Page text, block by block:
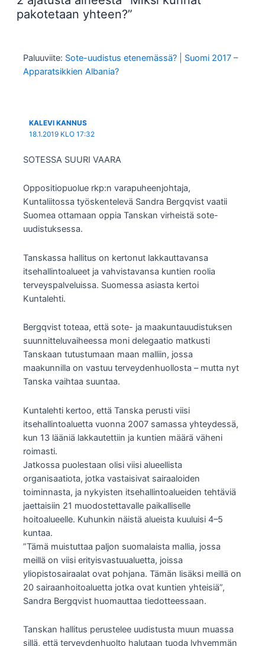
pakotetaan yhteen?”
Paluuviite: Sote-uudistus etenemässä? | Suomi 2017 –
Apparatsikkien Albania?
KALEVI KANNUS
18.1.2019 KLO 17:32
SOTESSA SUURI VAARA
Oppositiopuolue rkp:n varapuheenjohtaja,
Kuntaliitossa työskentelevä Sandra Bergqvist vaatii
Suomea ottamaan oppia Tanskan virheistä sote-
uudistuksessa.
Tanskassa hallitus on kertonut lakkauttavansa
itsehallintoalueet ja vahvistavansa kuntien roolia
terveyspalveluissa. Suomessa asiasta kertoi
Kuntalehti.
Bergqvist toteaa, että sote- ja maakuntauudistuksen
suunnitteluvaiheessa moni delegaatio matkusti
Tanskaan tutustumaan maan malliin, jossa
maakunnilla on vastuu terveydenhuollosta – mutta nyt
Tanska vaihtaa suuntaa.
Kuntalehti kertoo, että Tanska perusti viisi
itsehallintoaluetta vuonna 2007 samassa yhteydessä,
kun 13 lääniä lakkautettiin ja kuntien määrä väheni
roimasti.
Jatkossa puolestaan olisi viisi alueellista
organisaatiota, jotka vastaisivat sairaaloiden
toiminnasta, ja nykyisten itsehallintoalueiden tehtäviä
jaettaisiin 21 muodostettavalle paikalliselle
hoitoalueelle. Kuhunkin näistä alueista kuuluisi 4–5
kuntaa.
”Tämä muistuttaa paljon suomalaista mallia, jossa
meillä on viisi erityisvastuualuetta, joissa
yliopistosairaalat ovat pohjana. Tämän lisäksi meillä on
20 sairaanhoitoaluetta jotka ovat kuntien yhteisiä”,
Sandra Bergqvist huomauttaa tiedotteessaan.
Tanskan hallitus perustelee uudistusta muun muassa
sillä, että terveydenhuolto halutaan tuoda lyhyemmän